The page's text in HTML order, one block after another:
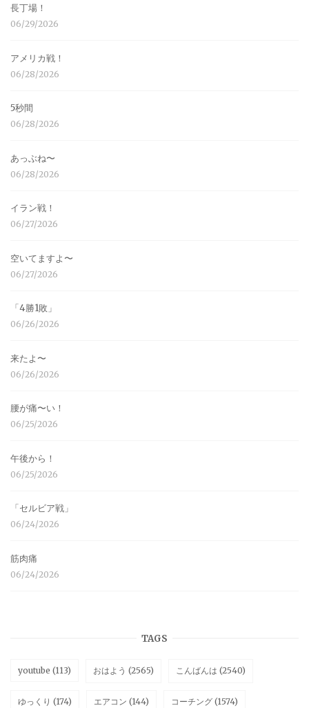
長丁場！
06/29/2026
アメリカ戦！
06/28/2026
5秒間
06/28/2026
あっぶね〜
06/28/2026
イラン戦！
06/27/2026
空いてますよ〜
06/27/2026
「4勝1敗」
06/26/2026
来たよ〜
06/26/2026
腰が痛〜い！
06/25/2026
午後から！
06/25/2026
「セルビア戦」
06/24/2026
筋肉痛
06/24/2026
TAGS
youtube (113) おはよう (2565) こんばんは (2540)
ゆっくり (174) エアコン (144) コーチング (1574)